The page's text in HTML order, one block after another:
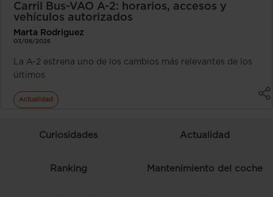
Carril Bus-VAO A-2: horarios, accesos y
vehículos autorizados
Marta Rodriguez
03/08/2026
La A-2 estrena uno de los cambios más relevantes de los
últimos
Actualidad
Curiosidades Actualidad
Ranking Mantenimiento del coche